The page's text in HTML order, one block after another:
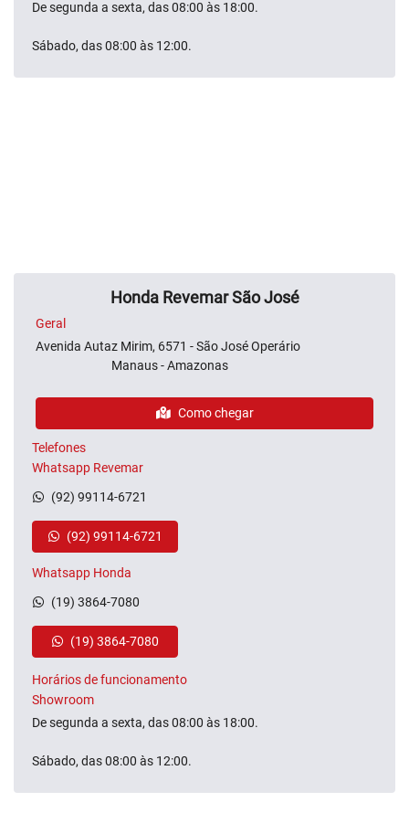
De segunda a sexta, das 08:00 às 18:00.
Sábado, das 08:00 às 12:00.
Honda Revemar São José
Geral
Avenida Autaz Mirim, 6571 - São José Operário
Manaus - Amazonas
Como chegar
Telefones
Whatsapp Revemar
(92) 99114-6721
(92) 99114-6721
Whatsapp Honda
(19) 3864-7080
(19) 3864-7080
Horários de funcionamento
Showroom
De segunda a sexta, das 08:00 às 18:00.
Sábado, das 08:00 às 12:00.